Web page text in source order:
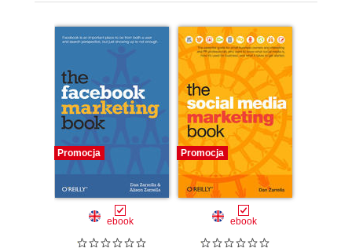
Promocja
ebook
Promocja
ebook